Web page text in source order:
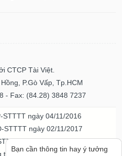
CTCP Tài Việt.
P.Gò Vấp, Tp.HCM
- Fax: (84.28) 3848 7237
STTTT ngày 04/11/2016
STTTT ngày 02/11/2017
ICP ngày 20/07/2023
và Truyền thông TPHCM
Bạn cần thông tin hay ý tưởng